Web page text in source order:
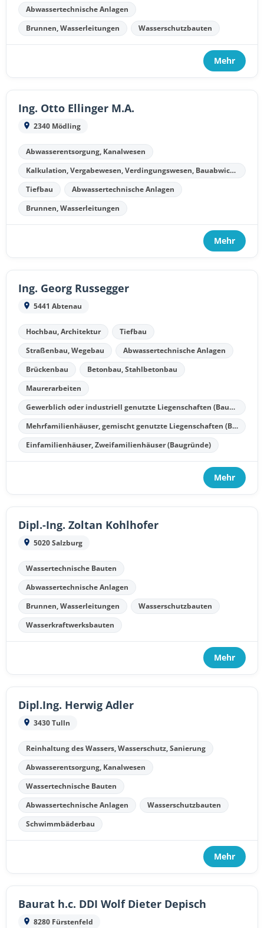
Abwassertechnische Anlagen
Brunnen, Wasserleitungen
Wasserschutzbauten
Mehr
Ing. Otto Ellinger M.A.
2340 Mödling
Abwasserentsorgung, Kanalwesen
Kalkulation, Vergabewesen, Verdingungswesen, Bauabwicklung, Bauabrechnung
Tiefbau
Abwassertechnische Anlagen
Brunnen, Wasserleitungen
Mehr
Ing. Georg Russegger
5441 Abtenau
Hochbau, Architektur
Tiefbau
Straßenbau, Wegebau
Abwassertechnische Anlagen
Brückenbau
Betonbau, Stahlbetonbau
Maurerarbeiten
Gewerblich oder industriell genutzte Liegenschaften (Baugründe)
Mehrfamilienhäuser, gemischt genutzte Liegenschaften (Baugründe, Wohnungseigentumsobjekte)
Einfamilienhäuser, Zweifamilienhäuser (Baugründe)
Mehr
Dipl.-Ing. Zoltan Kohlhofer
5020 Salzburg
Wassertechnische Bauten
Abwassertechnische Anlagen
Brunnen, Wasserleitungen
Wasserschutzbauten
Wasserkraftwerksbauten
Mehr
Dipl.Ing. Herwig Adler
3430 Tulln
Reinhaltung des Wassers, Wasserschutz, Sanierung
Abwasserentsorgung, Kanalwesen
Wassertechnische Bauten
Abwassertechnische Anlagen
Wasserschutzbauten
Schwimmbäderbau
Mehr
Baurat h.c. DDI Wolf Dieter Depisch
8280 Fürstenfeld